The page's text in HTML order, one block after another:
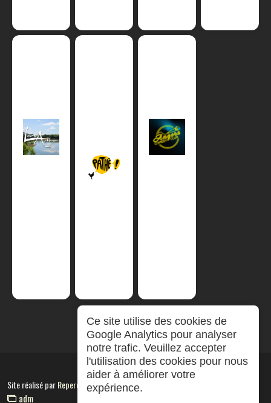
Site réalisé parRepereCom
adm
Ce site utilise des cookies de
Google Analytics pour analyser
notre trafic. Veuillez accepter
l'utilisation des cookies pour nous
aider à améliorer votre
expérience.